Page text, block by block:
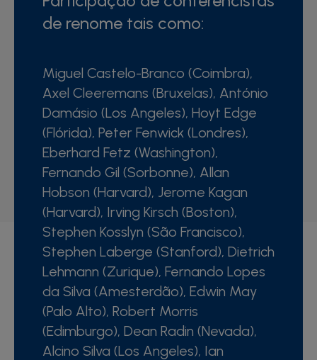
de renome tais como:
Miguel Castelo-Branco (Coimbra),
Axel Cleeremans (Bruxelas), António
Damásio (Los Angeles), Hoyt Edge
(Flórida), Peter Fenwick (Londres),
Eberhard Fetz (Washington),
Fernando Gil (Sorbonne), Allan
Hobson (Harvard), Jerome Kagan
(Harvard), Irving Kirsch (Boston),
Stephen Kosslyn (São Francisco),
Stephen Laberge (Stanford), Dietrich
Lehmann (Zurique), Fernando Lopes
da Silva (Amesterdão), Edwin May
(Palo Alto), Robert Morris
(Edimburgo), Dean Radin (Nevada),
Alcino Silva (Los Angeles), Ian